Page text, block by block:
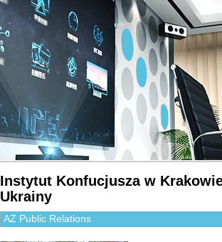
Instytut Konfucjusza w
Ukrainy
AZ Public Relations